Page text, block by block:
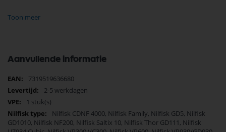
Zuigmond
Nilfisk GD5/GD10
Zoeken op type Nilfisk stofzuiger
Nilfisk Saltix
Zuigmond
Nilfisk Onderdelen
Koop nu de Nilfisk parketborstel 32mm x 300mm 1406700540 van het
merk Nilfisk. Nilfisk Onderdelen biedt hoogwaardige oplossingen voor
Toon meer
Aanvullende informatie
Meer
informatie
7319519636680
2-5 werkdagen
1 stuk(s)
Nilfisk CDNF 4000, Nilfisk Family, Nilfisk GD5, Nilfisk
GD1010, Nilfisk NF200, Nilfisk Saltix 10, Nilfisk Thor GD111, Nilfisk